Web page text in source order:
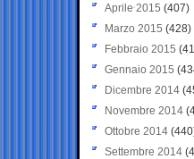
Aprile 2015 (407)
Marzo 2015 (428)
Febbraio 2015
Gennaio 2015
Dicembre 2014
Novembre 2014
Ottobre 2014
Settembre 2014